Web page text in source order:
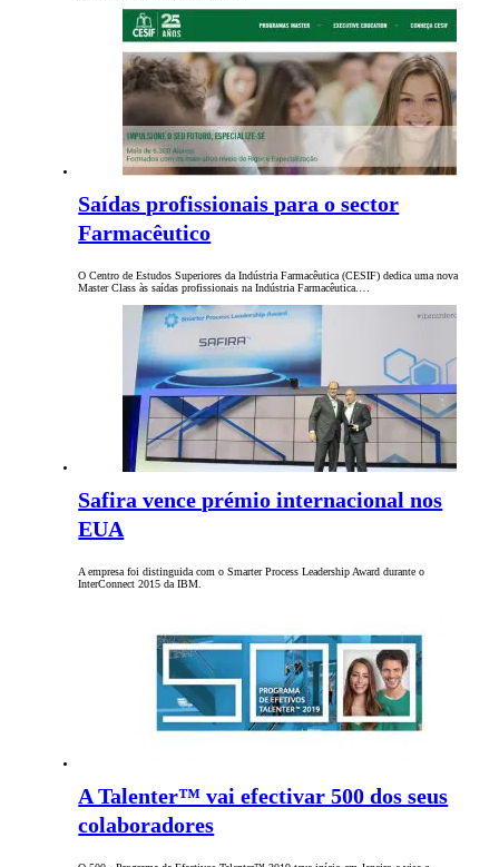
Saídas profissionais para o sector
Farmacêutico
O Centro de Estudos Superiores da Indústria Farmacêutica (CESIF) dedica uma nova
Master Class às saídas profissionais na Indústria Farmacêutica.…
Safira vence prémio internacional nos
EUA
A empresa foi distinguida com o Smarter Process Leadership Award durante o
InterConnect 2015 da IBM.
A Talenter™ vai efectivar 500 dos seus
colaboradores